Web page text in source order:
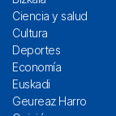
Ciencia y salud
Cultura
Deportes
Economía
Euskadi
Geureaz Harro